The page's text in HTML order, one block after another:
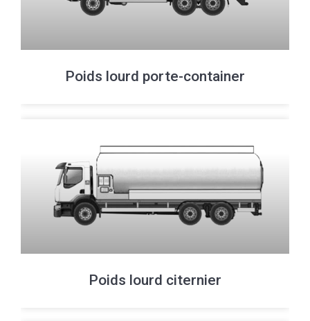
Poids lourd porte-container
Poids lourd citernier